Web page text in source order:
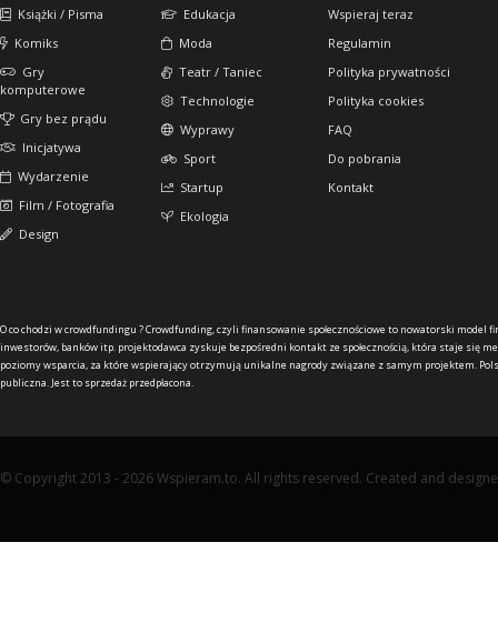
Książki / Pisma
Komiks
Gry
komputerowe
Gry bez prądu
Inicjatywa
Wydarzenie
Film / Fotografia
Design
Edukacja
Moda
Teatr / Taniec
Technologie
Wyprawy
Sport
Startup
Ekologia
Wspieraj teraz
Regulamin
Polityka prywatności
Polityka cookies
FAQ
Do pobrania
Kontakt
O co chodzi w crowdfundingu ?Crowdfunding, czyli finansowanie społecznościowe to nowatorski model
inwestorów, banków itp. projektodawca zyskuje bezpośredni kontakt ze społecznością, która staje się
poziomy wsparcia, za które wspierający otrzymują unikalne nagrody związane z samym projektem.
publiczna. Jest to sprzedaż przedpłacona.
© Copyright 2013 - 2026 Wspieram.to. All rights reserved. Created and